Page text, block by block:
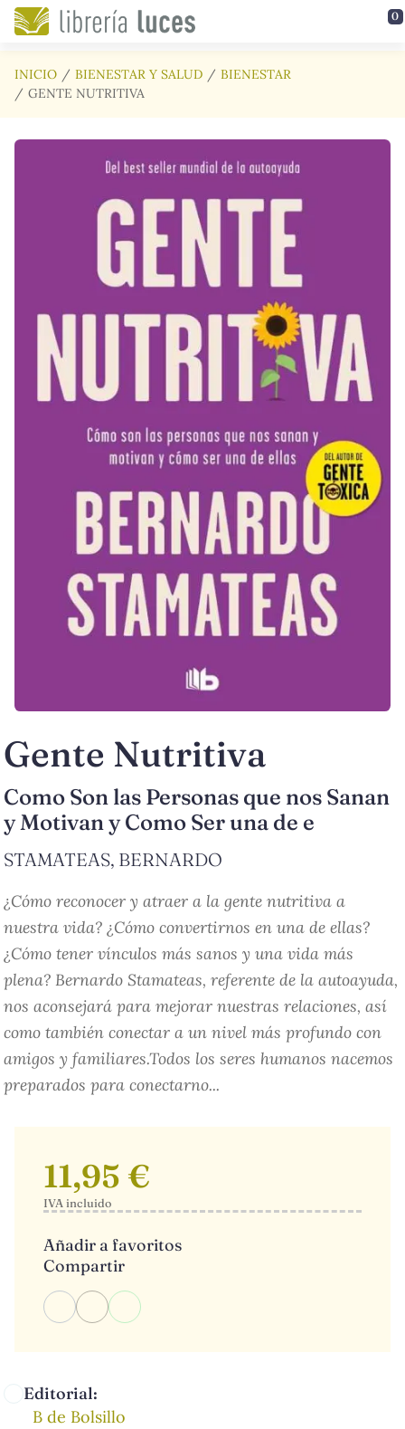
Saltar al contenido principal 0
INICIO BIENESTAR Y SALUD
BIENESTAR
GENTE NUTRITIVA
Gente Nutritiva
Como Son las Personas que nos Sanan
y Motivan y Como Ser una de e
STAMATEAS, BERNARDO
¿Cómo reconocer y atraer a la gente nutritiva a
nuestra vida? ¿Cómo convertirnos en una de ellas?
¿Cómo tener vínculos más sanos y una vida más
plena? Bernardo Stamateas, referente de la autoayuda,
nos aconsejará para mejorar nuestras relaciones, así
como también conectar a un nivel más profundo con
amigos y familiares.Todos los seres humanos nacemos
preparados para conectarno...
Editorial:
B de Bolsillo
11,95 €
IVA incluido
Añadir a favoritos
Compartir